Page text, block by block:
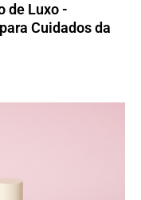
de Luxo -
Cuidados da